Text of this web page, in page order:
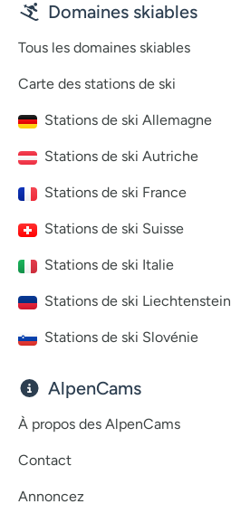
Domaines skiables
Tous les domaines skiables
Carte des stations de ski
Stations de ski Allemagne
Stations de ski Autriche
Stations de ski France
Stations de ski Suisse
Stations de ski Italie
Stations de ski Liechtenstein
Stations de ski Slovénie
AlpenCams
À propos des AlpenCams
Contact
Annoncez